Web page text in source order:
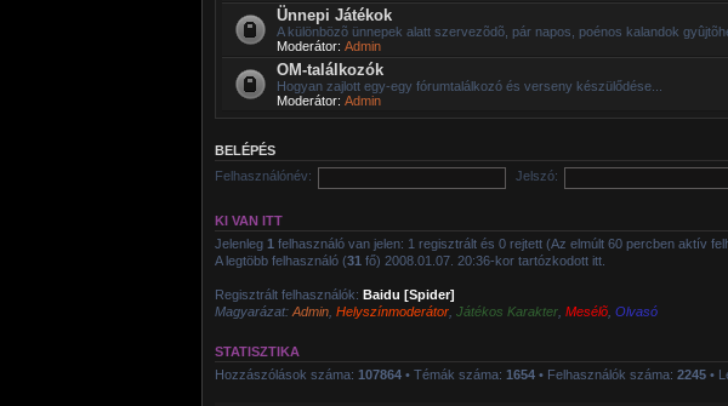
Ünnepi Játékok
A különbözõ ünnepek alatt szervezõdõ, pár napos, poénos kalandok
Moderátor: Admin
OM-találkozók
Hogyan zajlott egy-egy fórumtalálkozó és verseny készülődése...
Moderátor: Admin
BELÉPÉS
Felhasználónév:
Jelszó:
KI VAN ITT
Jelenleg 1 felhasználó van jelen: 1 regisztrált és 0 rejtett (Az elmúlt 60 percben aktív
A legtöbb felhasználó (31 fő) 2008.01.07. 20:36-kor tartózkodott itt.
Regisztrált felhasználók: Baidu [Spider]
Magyarázat: Admin Helyszínmoderátor Játékos Karakter Mesélõ Olvasó
STATISZTIKA
Hozzászólások száma: 107864 • Témák száma: 1654 • Felhasználók száma: 2245 •